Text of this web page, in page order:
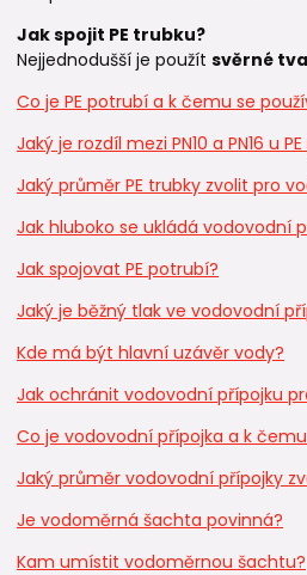
Jak spojit PE trubku?
Nejjednodušší je použít svěrné
Co je PE potrubí a k čemu se
Jaký je rozdíl mezi PN10 a PN16 u
Jaký průměr PE trubky zvolit pro
Jak hluboko se ukládá vodovodní
Jak spojovat PE potrubí?
Jaký je běžný tlak ve vodovodní
Kde má být hlavní uzávěr vody?
Jak ochránit vodovodní přípojku
Co je vodovodní přípojka a k
Jaký průměr vodovodní přípojky
Je vodoměrná šachta povinná?
Kam umístit vodoměrnou šachtu?